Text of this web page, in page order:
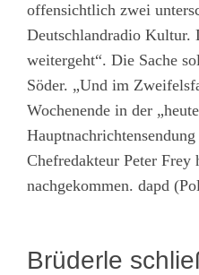
offensichtlich zwei
Deutschlandradio Kultur.
weitergeht“. Die Sache
Söder. „Und im
Wochenende in der
Chefredakteur Peter
nachgekommen. dapd
Brüderle